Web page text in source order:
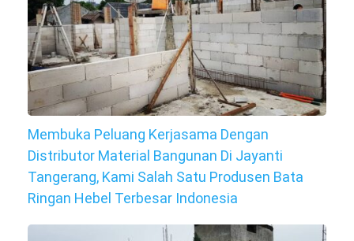
Membuka Peluang Kerjasama Dengan
Distributor Material Bangunan Di Jayanti
Tangerang, Kami Salah Satu Produsen Bata
Ringan Hebel Terbesar Indonesia